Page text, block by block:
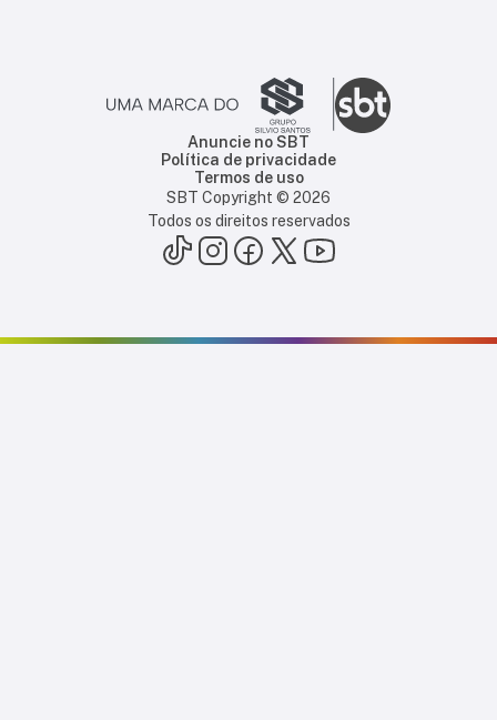
Anuncie no SBT
Política de privacidade
Termos de uso
SBT Copyright © 2026
Todos os direitos reservados